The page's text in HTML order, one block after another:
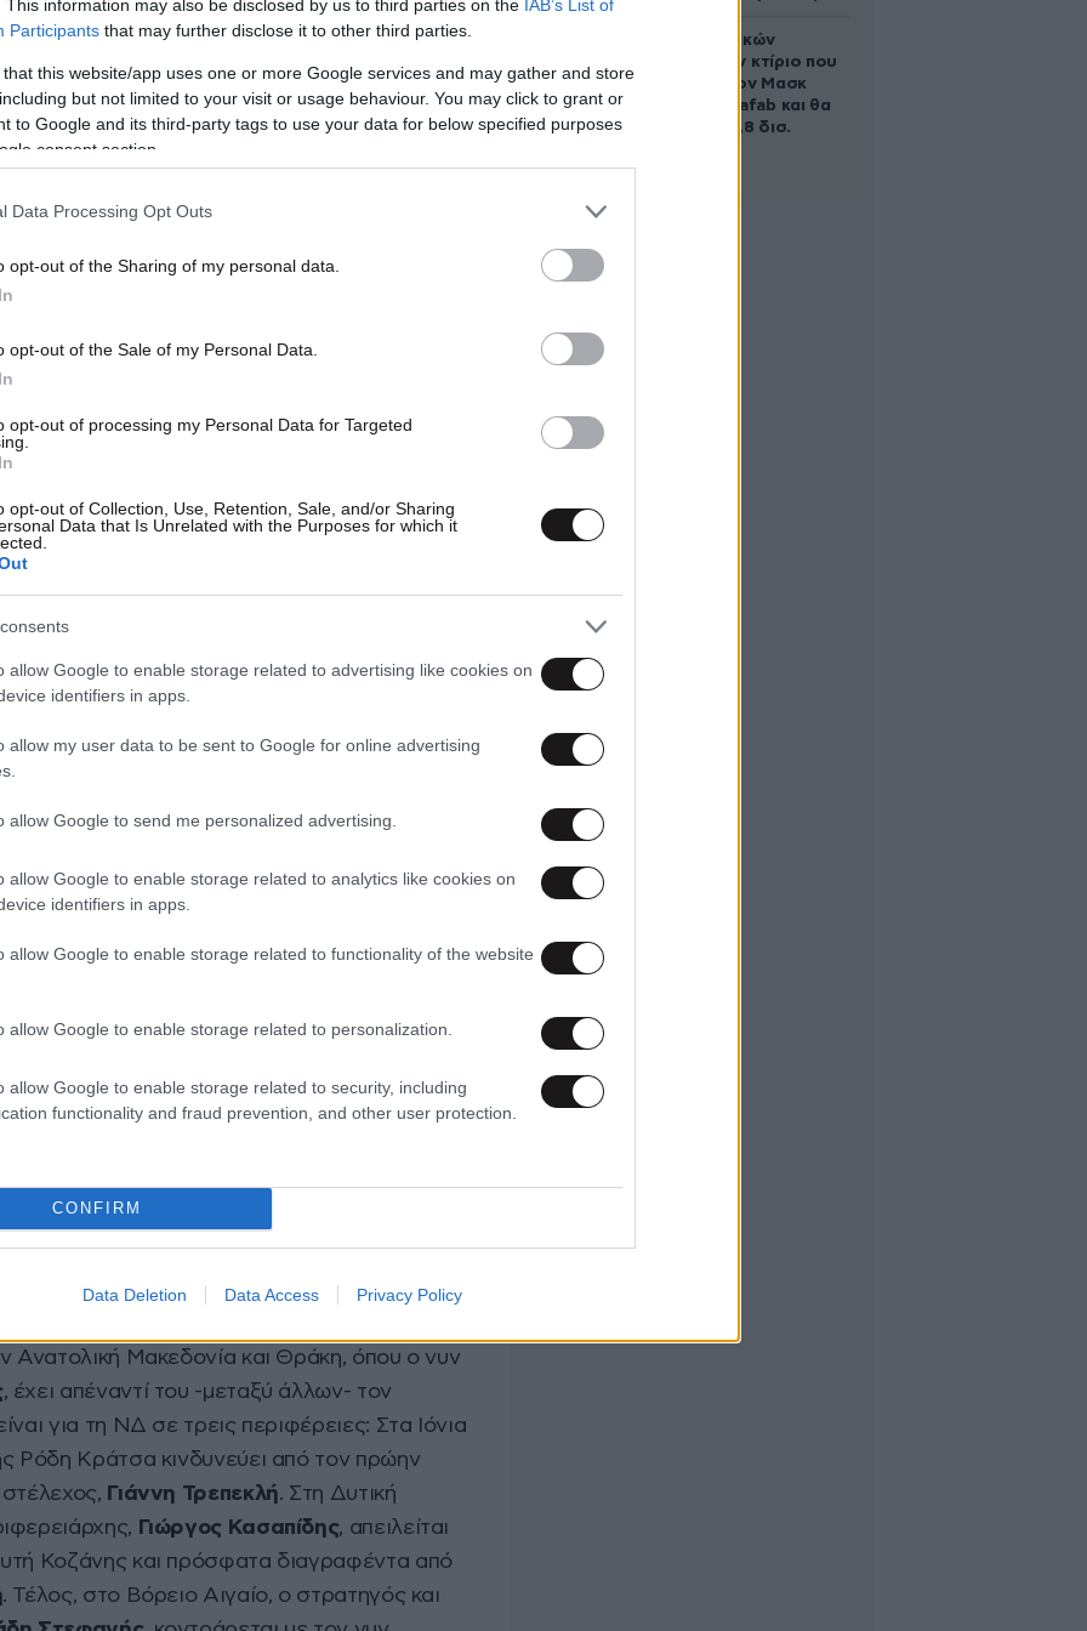
This information may also be disclosed by us to third parties on the IAB’s List of
Participants that may further disclose it to other third parties.
that this website/app uses one or more Google services and may gather and store
but not limited to your visit or usage behaviour. You may click to grant or
to Google and its third-party tags to use your data for below specified purposes
consent section.
Data Processing Opt Outs
opt-out of the Sharing of my personal data.
opt-out of the Sale of my Personal Data.
opt-out of processing my Personal Data for Targeted
opt-out of Collection, Use, Retention, Sale, and/or Sharing
Data that Is Unrelated with the Purposes for which it
allow Google to enable storage related to advertising like cookies on
identifiers in apps.
allow my user data to be sent to Google for online advertising
allow Google to send me personalized advertising.
allow Google to enable storage related to analytics like cookies on
identifiers in apps.
allow Google to enable storage related to functionality of the website
allow Google to enable storage related to personalization.
allow Google to enable storage related to security, including
functionality and fraud prevention, and other user protection.
CONFIRM
Data Deletion Data Access Privacy Policy
θα προκύψουν κατά βάση από τις
και η μεγάλη βαρύτητα, δεδομένου ότι,
η ΝΔ έχει δώσει χρίσμα μόνο στις τρεις
Κώστα Μπακογιάννη
θα επανεκλεγούν έστω και στον δεύτερο, στις
οι δύο υποψήφιοι με τα υψηλότερα
Το ενδιαφέρον όμως είναι ότι στο
τους γαλάζιους «αντάρτες».
πρωτιές
στην Αττική ο Νίκος Χαρδαλιάς (που
εντός του καλοκαιριού) και στην
Τζιτζικώστας
τους οι κομματικοί επιτελείς, παρουσιάζουν
πως θα εκλεγεί από την πρώτη Κυριακή.
εκτίμηση που υπάρχει στο στρατόπεδο της ΝΔ
χωρίς μεγάλο πρόβλημα. Πρόκειται
στην Ήπειρο και τονΝεκτάριο Φαρμάκη
πρέπει να θεωρείται στην Κρήτη, όπως
ανεξάρτητου υποψηφίου -και νυν
που βρέθηκε αντιμέτωπος με έντονη κριτική
μετά το αρχικό μούδιασμα και την
με τα στοιχεία της Πειραιώς- να έχει
επανεκλογής, καθώς και το 2019 είχε πολύ
στις Περιφέρειες Πελοποννήσου και
οι δύο επίσημοι γαλάζιοι υποψήφιοι
τον ίδιο ιδεολογικό χώρο υποψηφίους.
τουΑντώνη Σαμαρά, που διαδέχθηκε τον
Νίκα, κοντράρει στα ίσια ο πρώην
Ανατολική Μακεδονία και Θράκη, όπου ο νυν
, έχει απέναντί του -μεταξύ άλλων- τον
για τη ΝΔ σε τρεις περιφέρειες: Στα Ιόνια
Ρόδη Κράτσα κινδυνεύει από τον πρώην
Γιάννη Τρεπεκλή. Στη Δυτική
Γιώργος Κασαπίδης, απειλείται
Κοζάνης και πρόσφατα διαγραφέντα από
. Τέλος, στο Bόρειο Αιγαίο, ο στρατηγός και
Το φαραωνικών
διαστάσεων κτίριο που
χτίζει ο Έλον Μασκ
λέγεται Terafab και θα
κοστίσει 16,8 δισ.